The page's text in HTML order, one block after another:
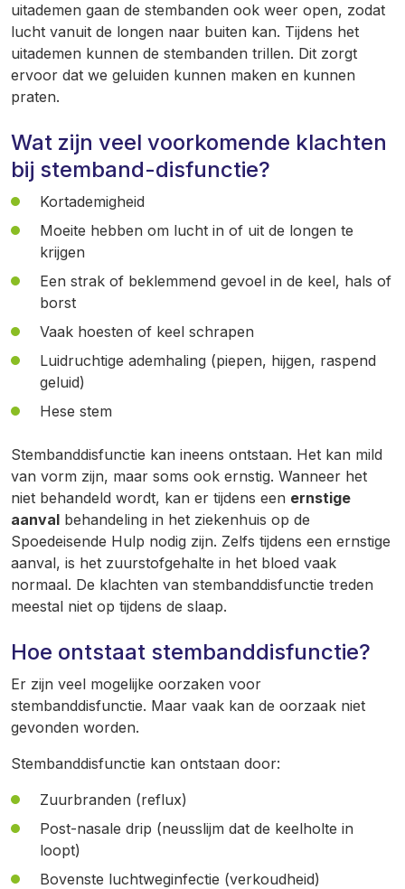
uitademen gaan de stembanden ook weer open, zodat
lucht vanuit de longen naar buiten kan. Tijdens het
uitademen kunnen de stembanden trillen. Dit zorgt
ervoor dat we geluiden kunnen maken en kunnen
praten.
Wat zijn veel voorkomende klachten
bij stemband-disfunctie?
Kortademigheid
Moeite hebben om lucht in of uit de longen te
krijgen
Een strak of beklemmend gevoel in de keel, hals of
borst
Vaak hoesten of keel schrapen
Luidruchtige ademhaling (piepen, hijgen, raspend
geluid)
Hese stem
Stembanddisfunctie kan ineens ontstaan. Het kan mild
van vorm zijn, maar soms ook ernstig. Wanneer het
niet behandeld wordt, kan er tijdens een ernstige
aanval behandeling in het ziekenhuis op de
Spoedeisende Hulp nodig zijn. Zelfs tijdens een ernstige
aanval, is het zuurstofgehalte in het bloed vaak
normaal. De klachten van stembanddisfunctie treden
meestal niet op tijdens de slaap.
Hoe ontstaat stembanddisfunctie?
Er zijn veel mogelijke oorzaken voor
stembanddisfunctie. Maar vaak kan de oorzaak niet
gevonden worden.
Stembanddisfunctie kan ontstaan door:
Zuurbranden (reflux)
Post-nasale drip (neusslijm dat de keelholte in
loopt)
Bovenste luchtweginfectie (verkoudheid)